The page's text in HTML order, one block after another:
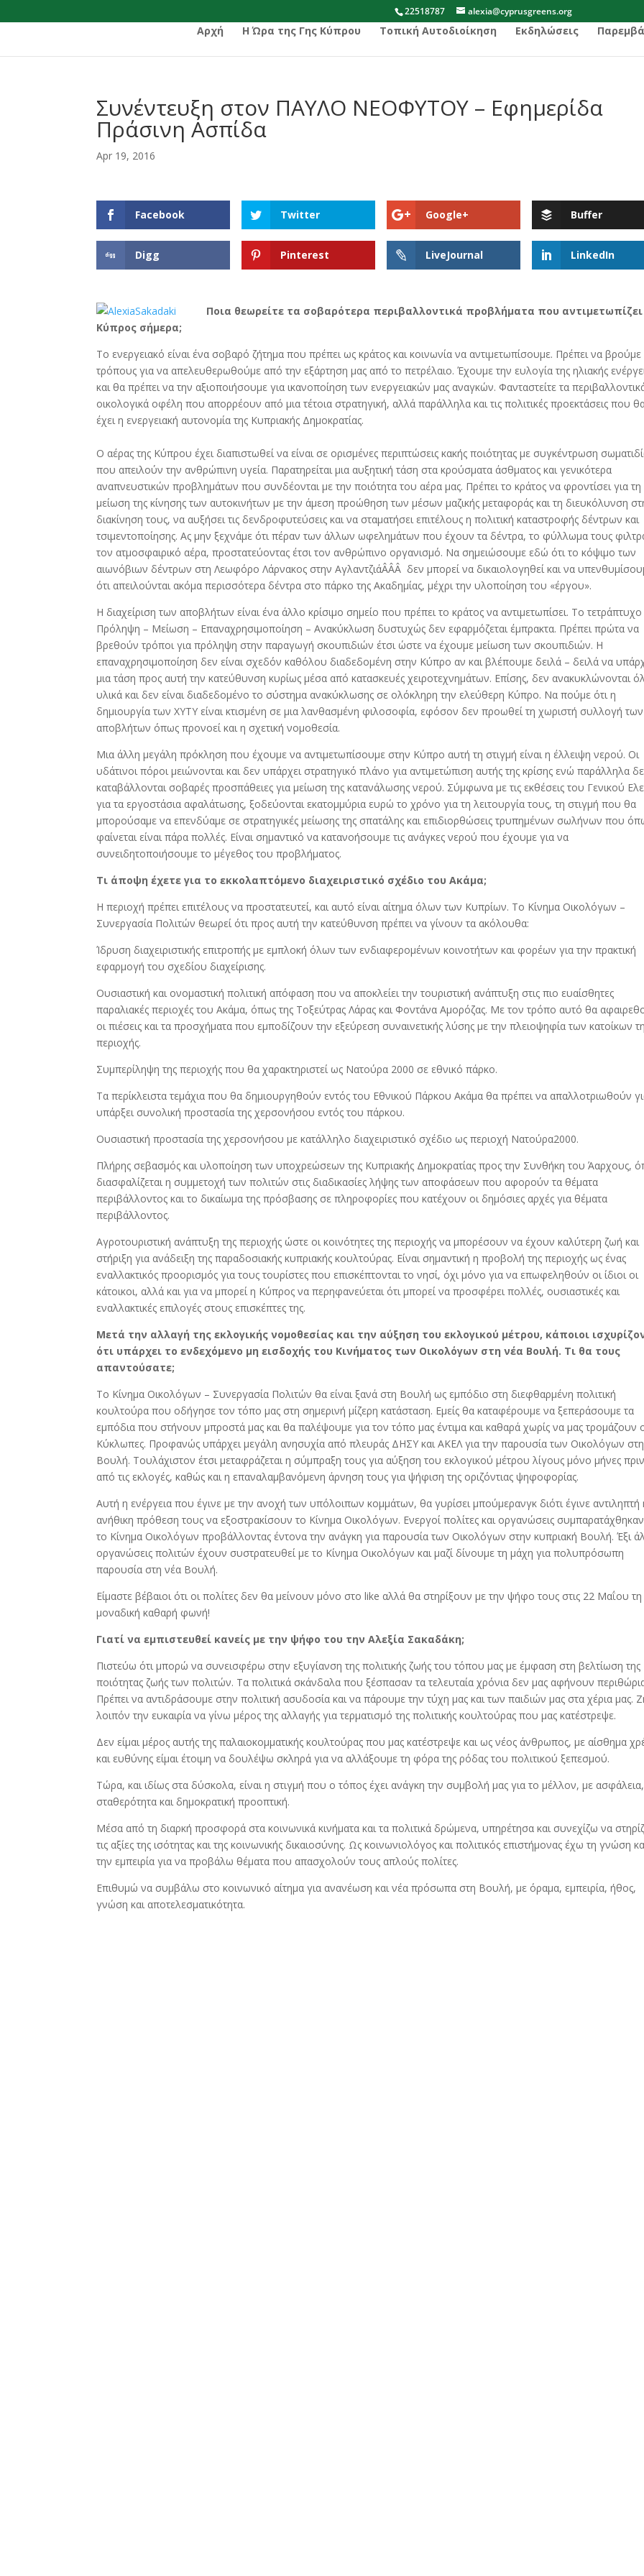
22518787 alexia@cyprusgreens.org
Αρχή Η Ώρα της Γης Κύπρου Τοπική Αυτοδιοίκηση Εκδηλώσεις
Συνέντευξη στον ΠΑΥΛΟ ΝΕΟΦΥΤΟΥ – Εφημερίδα
Πράσινη Ασπίδα
Apr 19, 2016
Facebook Twitter Google+ Buffer
Digg Pinterest LiveJournal LinkedIn
Ποια θεωρείτε τα σοβαρότερα περιβαλλοντικά προβλήματα που αντιμετωπίζει
Κύπρος σήμερα;
Το ενεργειακό είναι ένα σοβαρό ζήτημα που πρέπει ως κράτος και κοινωνία να αντιμετωπίσουμε. Πρέπει να βρούμε
τρόπους για να απελευθερωθούμε από την εξάρτηση μας από το πετρέλαιο. Έχουμε την ευλογία της ηλιακής
και θα πρέπει να την αξιοποιήσουμε για ικανοποίηση των ενεργειακών μας αναγκών. Φανταστείτε τα
οικολογικά οφέλη που απορρέουν από μια τέτοια στρατηγική, αλλά παράλληλα και τις πολιτικές προεκτάσεις που
έχει η ενεργειακή αυτονομία της Κυπριακής Δημοκρατίας.
Ο αέρας της Κύπρου έχει διαπιστωθεί να είναι σε ορισμένες περιπτώσεις κακής ποιότητας με συγκέντρωση
που απειλούν την ανθρώπινη υγεία. Παρατηρείται μια αυξητική τάση στα κρούσματα άσθματος και γενικότερα
αναπνευστικών προβλημάτων που συνδέονται με την ποιότητα του αέρα μας. Πρέπει το κράτος να φροντίσει για τη
μείωση της κίνησης των αυτοκινήτων με την άμεση προώθηση των μέσων μαζικής μεταφοράς και τη διευκόλυνση
διακίνηση τους, να αυξήσει τις δενδροφυτεύσεις και να σταματήσει επιτέλους η πολιτική καταστροφής δέντρων και
τσιμεντοποίησης. Ας μην ξεχνάμε ότι πέραν των άλλων ωφελημάτων που έχουν τα δέντρα, το φύλλωμα τους
τον ατμοσφαιρικό αέρα, προστατεύοντας έτσι τον ανθρώπινο οργανισμό. Να σημειώσουμε εδώ ότι το κόψιμο των
αιωνόβιων δέντρων στη Λεωφόρο Λάρνακος στην ΑγλαντζιάÂÂÂ δεν μπορεί να δικαιολογηθεί και να
ότι απειλούνται ακόμα περισσότερα δέντρα στο πάρκο της Ακαδημίας, μέχρι την υλοποίηση του «έργου».
Η διαχείριση των αποβλήτων είναι ένα άλλο κρίσιμο σημείο που πρέπει το κράτος να αντιμετωπίσει. Το τετράπτυχο
Πρόληψη – Μείωση – Επαναχρησιμοποίηση – Ανακύκλωση δυστυχώς δεν εφαρμόζεται έμπρακτα. Πρέπει πρώτα να
βρεθούν τρόποι για πρόληψη στην παραγωγή σκουπιδιών έτσι ώστε να έχουμε μείωση των σκουπιδιών. Η
επαναχρησιμοποίηση δεν είναι σχεδόν καθόλου διαδεδομένη στην Κύπρο αν και βλέπουμε δειλά – δειλά να
μια τάση προς αυτή την κατεύθυνση κυρίως μέσα από κατασκευές χειροτεχνημάτων. Επίσης, δεν ανακυκλώνονται
υλικά και δεν είναι διαδεδομένο το σύστημα ανακύκλωσης σε ολόκληρη την ελεύθερη Κύπρο. Να πούμε ότι η
δημιουργία των ΧΥΤΥ είναι κτισμένη σε μια λανθασμένη φιλοσοφία, εφόσον δεν προωθεί τη χωριστή συλλογή των
αποβλήτων όπως προνοεί και η σχετική νομοθεσία.
Μια άλλη μεγάλη πρόκληση που έχουμε να αντιμετωπίσουμε στην Κύπρο αυτή τη στιγμή είναι η έλλειψη νερού. Οι
υδάτινοι πόροι μειώνονται και δεν υπάρχει στρατηγικό πλάνο για αντιμετώπιση αυτής της κρίσης ενώ παράλληλα
καταβάλλονται σοβαρές προσπάθειες για μείωση της κατανάλωσης νερού. Σύμφωνα με τις εκθέσεις του Γενικού
για τα εργοστάσια αφαλάτωσης, ξοδεύονται εκατομμύρια ευρώ το χρόνο για τη λειτουργία τους, τη στιγμή που θα
μπορούσαμε να επενδύαμε σε στρατηγικές μείωσης της σπατάλης και επιδιορθώσεις τρυπημένων σωλήνων που
φαίνεται είναι πάρα πολλές. Είναι σημαντικό να κατανοήσουμε τις ανάγκες νερού που έχουμε για να
συνειδητοποιήσουμε το μέγεθος του προβλήματος.
Τι άποψη έχετε για το εκκολαπτόμενο διαχειριστικό σχέδιο του Ακάμα;
Η περιοχή πρέπει επιτέλους να προστατευτεί, και αυτό είναι αίτημα όλων των Κυπρίων. Το Κίνημα Οικολόγων –
Συνεργασία Πολιτών θεωρεί ότι προς αυτή την κατεύθυνση πρέπει να γίνουν τα ακόλουθα:
Ίδρυση διαχειριστικής επιτροπής με εμπλοκή όλων των ενδιαφερομένων κοινοτήτων και φορέων για την πρακτική
εφαρμογή του σχεδίου διαχείρισης.
Ουσιαστική και ονομαστική πολιτική απόφαση που να αποκλείει την τουριστική ανάπτυξη στις πιο ευαίσθητες
παραλιακές περιοχές του Ακάμα, όπως της Τοξεύτρας Λάρας και Φοντάνα Αμορόζας. Με τον τρόπο αυτό θα
οι πιέσεις και τα προσχήματα που εμποδίζουν την εξεύρεση συναινετικής λύσης με την πλειοψηφία των κατοίκων
περιοχής.
Συμπερίληψη της περιοχής που θα χαρακτηριστεί ως Νατούρα 2000 σε εθνικό πάρκο.
Τα περίκλειστα τεμάχια που θα δημιουργηθούν εντός του Εθνικού Πάρκου Ακάμα θα πρέπει να απαλλοτριωθούν
υπάρξει συνολική προστασία της χερσονήσου εντός του πάρκου.
Ουσιαστική προστασία της χερσονήσου με κατάλληλο διαχειριστικό σχέδιο ως περιοχή Νατούρα2000.
Πλήρης σεβασμός και υλοποίηση των υποχρεώσεων της Κυπριακής Δημοκρατίας προς την Συνθήκη του Άαρχους,
διασφαλίζεται η συμμετοχή των πολιτών στις διαδικασίες λήψης των αποφάσεων που αφορούν τα θέματα
περιβάλλοντος και το δικαίωμα της πρόσβασης σε πληροφορίες που κατέχουν οι δημόσιες αρχές για θέματα
περιβάλλοντος.
Αγροτουριστική ανάπτυξη της περιοχής ώστε οι κοινότητες της περιοχής να μπορέσουν να έχουν καλύτερη ζωή και
στήριξη για ανάδειξη της παραδοσιακής κυπριακής κουλτούρας. Είναι σημαντική η προβολή της περιοχής ως ένας
εναλλακτικός προορισμός για τους τουρίστες που επισκέπτονται το νησί, όχι μόνο για να επωφεληθούν οι ίδιοι οι
κάτοικοι, αλλά και για να μπορεί η Κύπρος να περηφανεύεται ότι μπορεί να προσφέρει πολλές, ουσιαστικές και
εναλλακτικές επιλογές στους επισκέπτες της.
Μετά την αλλαγή της εκλογικής νομοθεσίας και την αύξηση του εκλογικού μέτρου, κάποιοι
ότι υπάρχει το ενδεχόμενο μη εισδοχής του Κινήματος των Οικολόγων στη νέα Βουλή. Τι θα τους
απαντούσατε;
Το Κίνημα Οικολόγων – Συνεργασία Πολιτών θα είναι ξανά στη Βουλή ως εμπόδιο στη διεφθαρμένη πολιτική
κουλτούρα που οδήγησε τον τόπο μας στη σημερινή μίζερη κατάσταση. Εμείς θα καταφέρουμε να ξεπεράσουμε τα
εμπόδια που στήνουν μπροστά μας και θα παλέψουμε για τον τόπο μας έντιμα και καθαρά χωρίς να μας τρομάζουν
Κύκλωπες. Προφανώς υπάρχει μεγάλη ανησυχία από πλευράς ΔΗΣΥ και ΑΚΕΛ για την παρουσία των Οικολόγων στη
Βουλή. Τουλάχιστον έτσι μεταφράζεται η σύμπραξη τους για αύξηση του εκλογικού μέτρου λίγους μόνο μήνες πριν
από τις εκλογές, καθώς και η επαναλαμβανόμενη άρνηση τους για ψήφιση της οριζόντιας ψηφοφορίας.
Αυτή η ενέργεια που έγινε με την ανοχή των υπόλοιπων κομμάτων, θα γυρίσει μπούμερανγκ διότι έγινε αντιληπτή
ανήθικη πρόθεση τους να εξοστρακίσουν το Κίνημα Οικολόγων. Ενεργοί πολίτες και οργανώσεις
το Κίνημα Οικολόγων προβάλλοντας έντονα την ανάγκη για παρουσία των Οικολόγων στην κυπριακή Βουλή. Έξι
οργανώσεις πολιτών έχουν συστρατευθεί με το Κίνημα Οικολόγων και μαζί δίνουμε τη μάχη για πολυπρόσωπη
παρουσία στη νέα Βουλή.
Είμαστε βέβαιοι ότι οι πολίτες δεν θα μείνουν μόνο στο like αλλά θα στηρίξουν με την ψήφο τους στις 22 Μαΐου τη
μοναδική καθαρή φωνή!
Γιατί να εμπιστευθεί κανείς με την ψήφο του την Αλεξία Σακαδάκη;
Πιστεύω ότι μπορώ να συνεισφέρω στην εξυγίανση της πολιτικής ζωής του τόπου μας με έμφαση στη βελτίωση της
ποιότητας ζωής των πολιτών. Τα πολιτικά σκάνδαλα που ξέσπασαν τα τελευταία χρόνια δεν μας αφήνουν
Πρέπει να αντιδράσουμε στην πολιτική ασυδοσία και να πάρουμε την τύχη μας και των παιδιών μας στα χέρια μας.
λοιπόν την ευκαιρία να γίνω μέρος της αλλαγής για τερματισμό της πολιτικής κουλτούρας που μας κατέστρεψε.
Δεν είμαι μέρος αυτής της παλαιοκομματικής κουλτούρας που μας κατέστρεψε και ως νέος άνθρωπος, με αίσθημα
και ευθύνης είμαι έτοιμη να δουλέψω σκληρά για να αλλάξουμε τη φόρα της ρόδας του πολιτικού ξεπεσμού.
Τώρα, και ιδίως στα δύσκολα, είναι η στιγμή που ο τόπος έχει ανάγκη την συμβολή μας για το μέλλον, με ασφάλεια,
σταθερότητα και δημοκρατική προοπτική.
Μέσα από τη διαρκή προσφορά στα κοινωνικά κινήματα και τα πολιτικά δρώμενα, υπηρέτησα και συνεχίζω να
τις αξίες της ισότητας και της κοινωνικής δικαιοσύνης. Ως κοινωνιολόγος και πολιτικός επιστήμονας έχω τη γνώση
την εμπειρία για να προβάλω θέματα που απασχολούν τους απλούς πολίτες.
Επιθυμώ να συμβάλω στο κοινωνικό αίτημα για ανανέωση και νέα πρόσωπα στη Βουλή, με όραμα, εμπειρία, ήθος,
γνώση και αποτελεσματικότητα.